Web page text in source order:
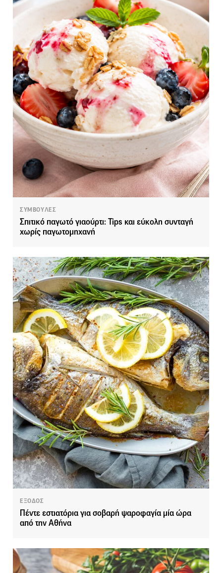
ΣΥΜΒΟΥΛΕΣ
Σπιτικό παγωτό γιαούρτι: Tips και εύκολη συνταγή
χωρίς παγωτομηχανή
ΕΞΟΔΟΣ
Πέντε εστιατόρια για σοβαρή ψαροφαγία μία ώρα
από την Αθήνα